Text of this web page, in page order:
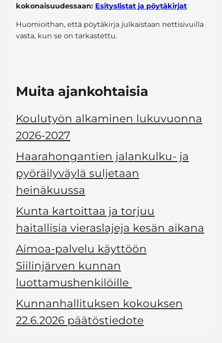
kokonaisuudessaan: Esityslistat ja pöytäkirjat
Huomioithan, että pöytäkirja julkaistaan nettisivuilla
vasta, kun se on tarkastettu.
Muita ajankohtaisia
Koulutyön alkaminen lukuvuonna
2026-2027
Haarahongantien jalankulku- ja
pyöräilyväylä suljetaan
heinäkuussa
Kunta kartoittaa ja torjuu
haitallisia vieraslajeja kesän aikana
Aimoa-palvelu käyttöön
Siilinjärven kunnan
luottamushenkilöille
Kunnanhallituksen kokouksen
22.6.2026 päätöstiedote